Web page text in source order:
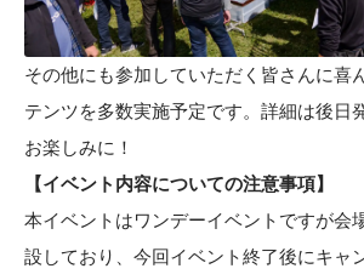
その他にも参加していただく皆さんに喜
テンツを多数実施予定です。詳細は後日
お楽しみに！
【イベント内容についての注意事項】
本イベントはワンデーイベントですが会
設しており、今回イベント終了後にキャ